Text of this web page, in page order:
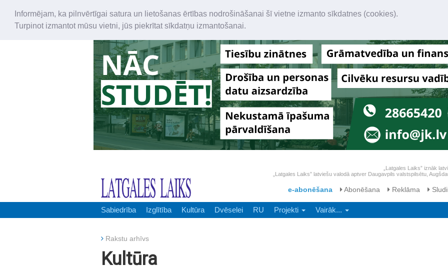
Informējam, ka pilnvērtīgai satura un lietošanas ērtības nodrošināšanai šī vietne izmanto sīkdatnes (cookies).
Turpinot izmantot mūsu vietni, jūs piekrītat sīkdatņu izmantošanai.
„Latgales Laiks” iznāk
„Latgales Laiks” latviešu valodā aptver Daugavpils valstspilsētu,
e-abonēšana Abonēšana Reklāma
Sabiedrība Izglītība Kultūra Dvēselei RU Projekti Vairāk...
Rakstu arhīvs
Kultūra